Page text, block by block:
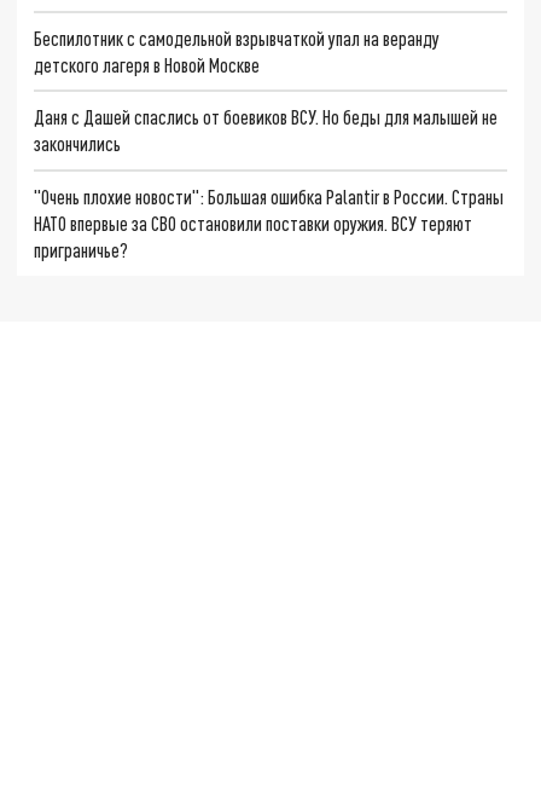
Беспилотник с самодельной взрывчаткой упал на веранду
детского лагеря в Новой Москве
Даня с Дашей спаслись от боевиков ВСУ. Но беды для малышей не
закончились
"Очень плохие новости": Большая ошибка Palantir в России. Страны
НАТО впервые за СВО остановили поставки оружия. ВСУ теряют
приграничье?